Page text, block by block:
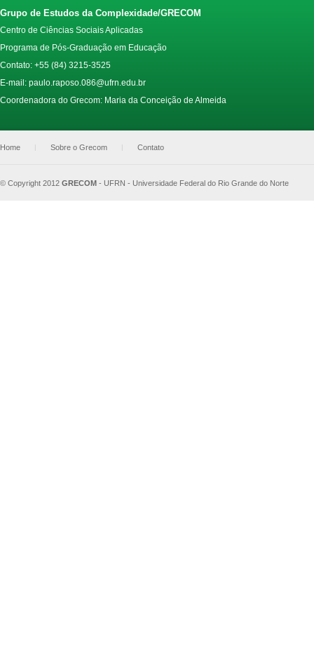
Grupo de Estudos da Complexidade/GRECOM
Centro de Ciências Sociais Aplicadas
Programa de Pós-Graduação em Educação
Contato: +55 (84) 3215-3525
E-mail: paulo.raposo.086@ufrn.edu.br
Coordenadora do Grecom: Maria da Conceição de Almeida
Home | Sobre o Grecom | Contato
© Copyright 2012 GRECOM - UFRN - Universidade Federal do Rio Grande do Norte